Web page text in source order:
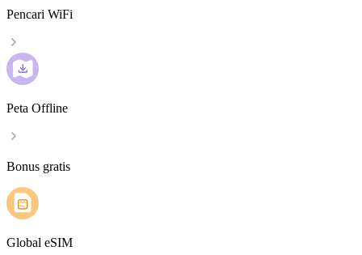
Pencari WiFi
Peta Offline
Bonus gratis
Global eSIM